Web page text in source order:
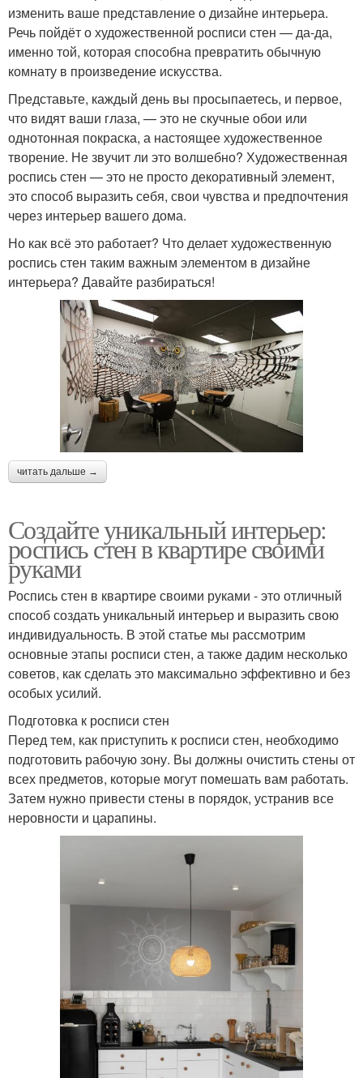
изменить ваше представление о дизайне интерьера.
Речь пойдёт о художественной росписи стен — да-да,
именно той, которая способна превратить обычную
комнату в произведение искусства.
Представьте, каждый день вы просыпаетесь, и первое,
что видят ваши глаза, — это не скучные обои или
однотонная покраска, а настоящее художественное
творение. Не звучит ли это волшебно? Художественная
роспись стен — это не просто декоративный элемент,
это способ выразить себя, свои чувства и предпочтения
через интерьер вашего дома.
Но как всё это работает? Что делает художественную
роспись стен таким важным элементом в дизайне
интерьера? Давайте разбираться!
читать дальше →
Создайте уникальный интерьер:
роспись стен в квартире своими
руками
Роспись стен в квартире своими руками - это отличный
способ создать уникальный интерьер и выразить свою
индивидуальность. В этой статье мы рассмотрим
основные этапы росписи стен, а также дадим несколько
советов, как сделать это максимально эффективно и без
особых усилий.
Подготовка к росписи стен
Перед тем, как приступить к росписи стен, необходимо
подготовить рабочую зону. Вы должны очистить стены от
всех предметов, которые могут помешать вам работать.
Затем нужно привести стены в порядок, устранив все
неровности и царапины.